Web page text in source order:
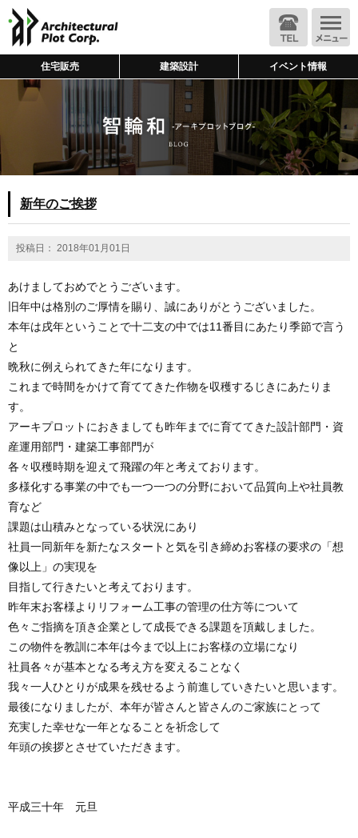
住宅販売 建築設計 イベント情報
新年のご挨拶
投稿日： 2018年01月01日
あけましておめでとうございます。
旧年中は格別のご厚情を賜り、誠にありがとうございました。
本年は戌年ということで十二支の中では11番目にあたり季節で言う
と
晩秋に例えられてきた年になります。
これまで時間をかけて育ててきた作物を収穫するじきにあたりま
す。
アーキプロットにおきましても昨年までに育ててきた設計部門・資
産運用部門・建築工事部門が
各々収穫時期を迎えて飛躍の年と考えております。
多様化する事業の中でも一つ一つの分野において品質向上や社員教
育など
課題は山積みとなっている状況にあり
社員一同新年を新たなスタートと気を引き締めお客様の要求の「想
像以上」の実現を
目指して行きたいと考えております。
昨年末お客様よりリフォーム工事の管理の仕方等について
色々ご指摘を頂き企業として成長できる課題を頂戴しました。
この物件を教訓に本年は今まで以上にお客様の立場になり
社員各々が基本となる考え方を変えることなく
我々一人ひとりが成果を残せるよう前進していきたいと思います。
最後になりましたが、本年が皆さんと皆さんのご家族にとって
充実した幸せな一年となることを祈念して
年頭の挨拶とさせていただきます。
平成三十年 元旦